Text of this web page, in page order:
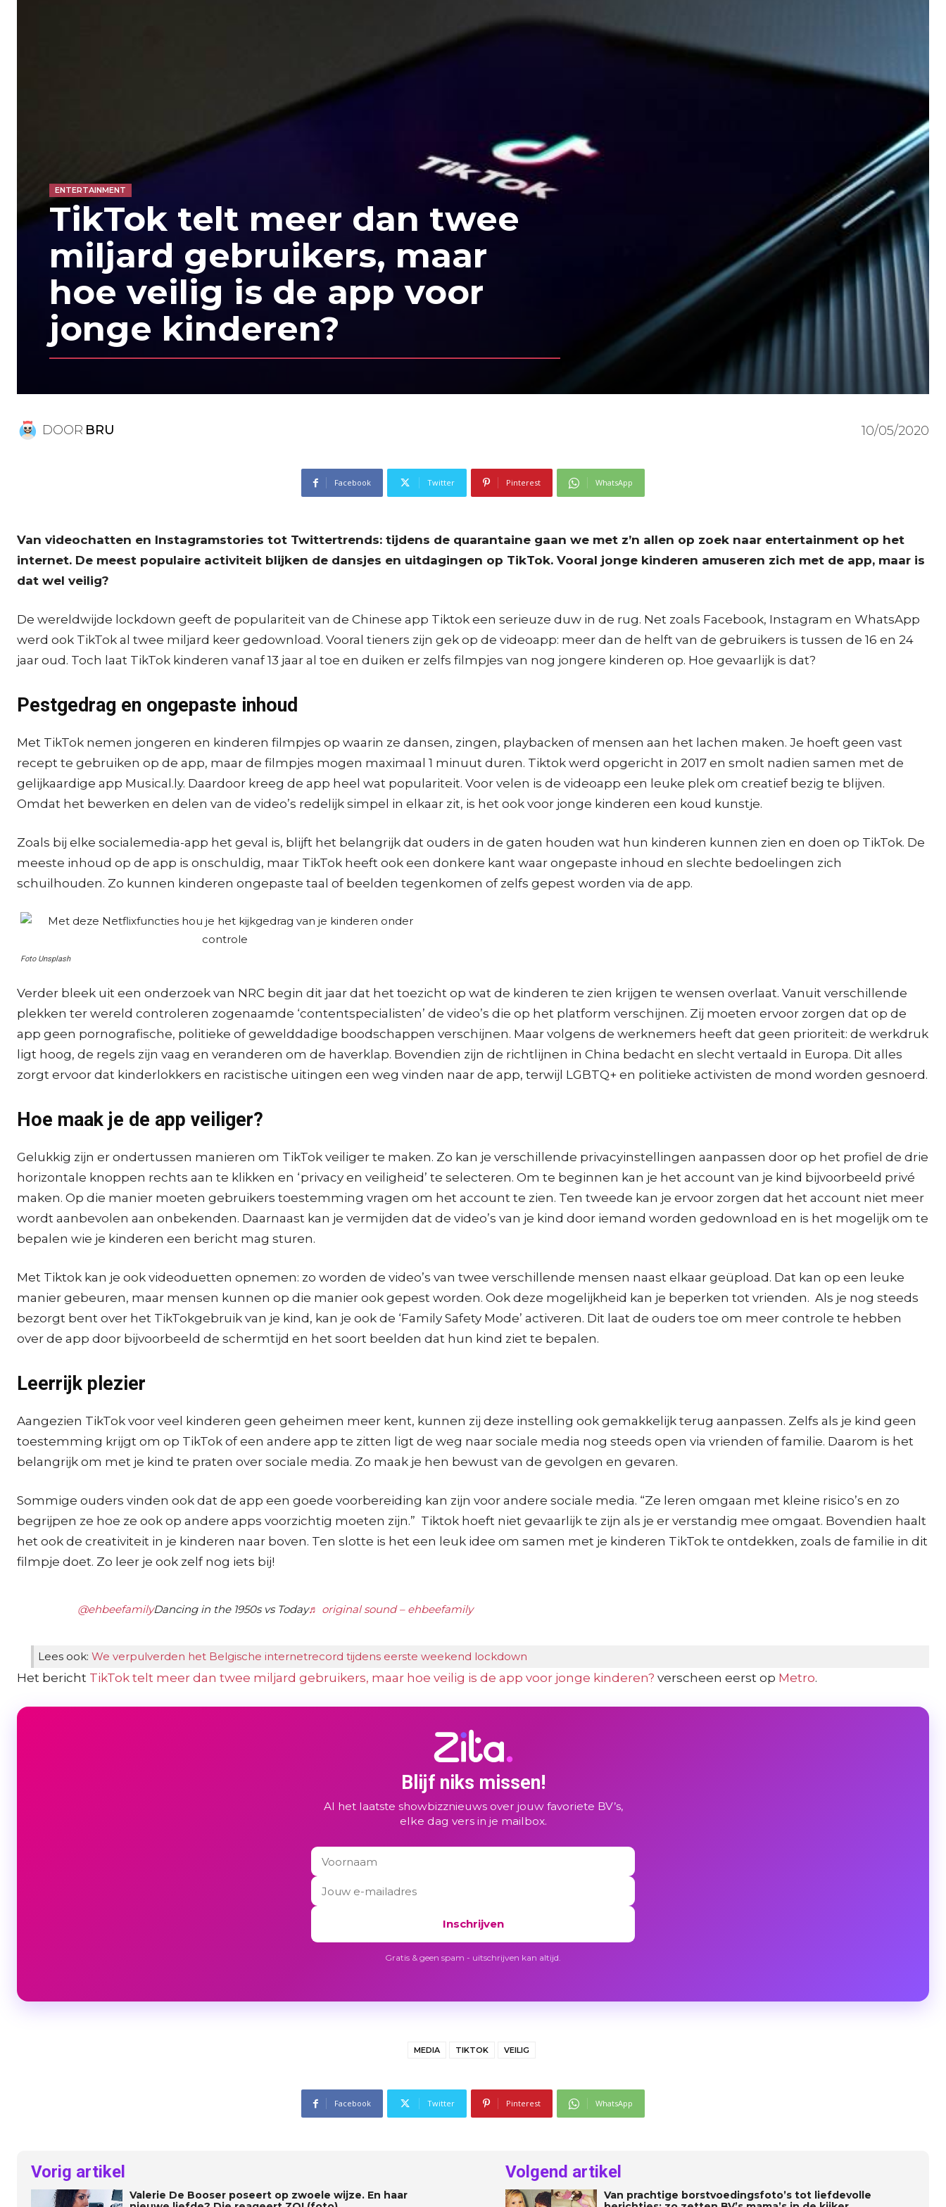
ENTERTAINMENT
TikTok telt meer dan twee
miljard gebruikers, maar
hoe veilig is de app voor
jonge kinderen?
DOOR BRU 10/05/2020
Facebook Twitter Pinterest WhatsApp
Van videochatten en Instagramstories tot Twittertrends: tijdens de quarantaine gaan we met z’n allen op zoek naar entertainment op het
internet. De meest populaire activiteit blijken de dansjes en uitdagingen op TikTok. Vooral jonge kinderen amuseren zich met de app, maar is
dat wel veilig?
De wereldwijde lockdown geeft de populariteit van de Chinese app Tiktok een serieuze duw in de rug. Net zoals Facebook, Instagram en WhatsApp
werd ook TikTok al twee miljard keer gedownload. Vooral tieners zijn gek op de videoapp: meer dan de helft van de gebruikers is tussen de 16 en 24
jaar oud. Toch laat TikTok kinderen vanaf 13 jaar al toe en duiken er zelfs filmpjes van nog jongere kinderen op. Hoe gevaarlijk is dat?
Pestgedrag en ongepaste inhoud
Met TikTok nemen jongeren en kinderen filmpjes op waarin ze dansen, zingen, playbacken of mensen aan het lachen maken. Je hoeft geen vast
recept te gebruiken op de app, maar de filmpjes mogen maximaal 1 minuut duren. Tiktok werd opgericht in 2017 en smolt nadien samen met de
gelijkaardige app Musical.ly. Daardoor kreeg de app heel wat populariteit. Voor velen is de videoapp een leuke plek om creatief bezig te blijven.
Omdat het bewerken en delen van de video’s redelijk simpel in elkaar zit, is het ook voor jonge kinderen een koud kunstje.
Zoals bij elke socialemedia-app het geval is, blijft het belangrijk dat ouders in de gaten houden wat hun kinderen kunnen zien en doen op TikTok. De
meeste inhoud op de app is onschuldig, maar TikTok heeft ook een donkere kant waar ongepaste inhoud en slechte bedoelingen zich
schuilhouden. Zo kunnen kinderen ongepaste taal of beelden tegenkomen of zelfs gepest worden via de app.
Foto Unsplash
Verder bleek uit een onderzoek van NRC begin dit jaar dat het toezicht op wat de kinderen te zien krijgen te wensen overlaat. Vanuit verschillende
plekken ter wereld controleren zogenaamde ‘contentspecialisten’ de video’s die op het platform verschijnen. Zij moeten ervoor zorgen dat op de
app geen pornografische, politieke of gewelddadige boodschappen verschijnen. Maar volgens de werknemers heeft dat geen prioriteit: de werkdruk
ligt hoog, de regels zijn vaag en veranderen om de haverklap. Bovendien zijn de richtlijnen in China bedacht en slecht vertaald in Europa. Dit alles
zorgt ervoor dat kinderlokkers en racistische uitingen een weg vinden naar de app, terwijl LGBTQ+ en politieke activisten de mond worden gesnoerd.
Hoe maak je de app veiliger?
Gelukkig zijn er ondertussen manieren om TikTok veiliger te maken. Zo kan je verschillende privacyinstellingen aanpassen door op het profiel de drie
horizontale knoppen rechts aan te klikken en ‘privacy en veiligheid’ te selecteren. Om te beginnen kan je het account van je kind bijvoorbeeld privé
maken. Op die manier moeten gebruikers toestemming vragen om het account te zien. Ten tweede kan je ervoor zorgen dat het account niet meer
wordt aanbevolen aan onbekenden. Daarnaast kan je vermijden dat de video’s van je kind door iemand worden gedownload en is het mogelijk om te
bepalen wie je kinderen een bericht mag sturen.
Met Tiktok kan je ook videoduetten opnemen: zo worden de video’s van twee verschillende mensen naast elkaar geüpload. Dat kan op een leuke
manier gebeuren, maar mensen kunnen op die manier ook gepest worden. Ook deze mogelijkheid kan je beperken tot vrienden. Als je nog steeds
bezorgt bent over het TikTokgebruik van je kind, kan je ook de ‘Family Safety Mode’ activeren. Dit laat de ouders toe om meer controle te hebben
over de app door bijvoorbeeld de schermtijd en het soort beelden dat hun kind ziet te bepalen.
Leerrijk plezier
Aangezien TikTok voor veel kinderen geen geheimen meer kent, kunnen zij deze instelling ook gemakkelijk terug aanpassen. Zelfs als je kind geen
toestemming krijgt om op TikTok of een andere app te zitten ligt de weg naar sociale media nog steeds open via vrienden of familie. Daarom is het
belangrijk om met je kind te praten over sociale media. Zo maak je hen bewust van de gevolgen en gevaren.
Sommige ouders vinden ook dat de app een goede voorbereiding kan zijn voor andere sociale media. “Ze leren omgaan met kleine risico’s en zo
begrijpen ze hoe ze ook op andere apps voorzichtig moeten zijn.” Tiktok hoeft niet gevaarlijk te zijn als je er verstandig mee omgaat. Bovendien haalt
het ook de creativiteit in je kinderen naar boven. Ten slotte is het een leuk idee om samen met je kinderen TikTok te ontdekken, zoals de familie in dit
filmpje doet. Zo leer je ook zelf nog iets bij!
@ehbeefamilyDancing in the 1950s vs Today♬ original sound – ehbeefamily
Lees ook: We verpulverden het Belgische internetrecord tijdens eerste weekend lockdown
Het bericht TikTok telt meer dan twee miljard gebruikers, maar hoe veilig is de app voor jonge kinderen? verscheen eerst op Metro.
Blijf niks missen!
Al het laatste showbizznieuws over jouw favoriete BV’s,
elke dag vers in je mailbox.
Inschrijven
Gratis & geen spam - uitschrijven kan altijd.
MEDIA TIKTOK VEILIG
Facebook Twitter Pinterest WhatsApp
Vorig artikel
Valerie De Booser poseert op zwoele wijze. En haar
Volgend artikel
Van prachtige borstvoedingsfoto’s tot liefdevolle